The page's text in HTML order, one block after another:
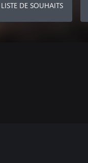
DE SOUHAITS